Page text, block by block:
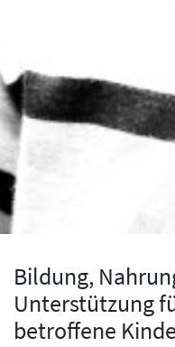
Bildung,
Unterstützung
betroffene